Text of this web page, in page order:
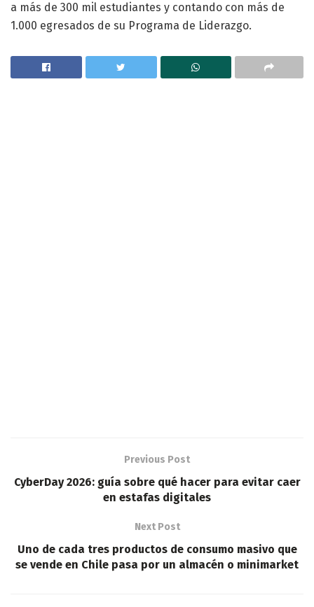
a más de 300 mil estudiantes y contando con más de
1.000 egresados de su Programa de Liderazgo.
Previous Post
CyberDay 2026: guía sobre qué hacer para evitar caer
en estafas digitales
Next Post
Uno de cada tres productos de consumo masivo que
se vende en Chile pasa por un almacén o minimarket